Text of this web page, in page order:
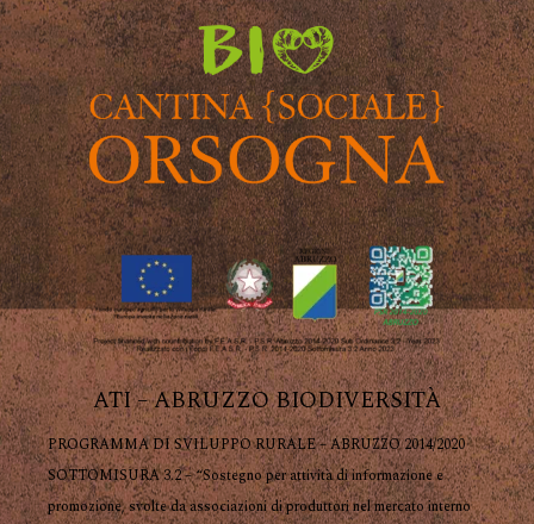
ATI – ABRUZZO BIODIVERSITÀ
PROGRAMMA DI SVILUPPO RURALE – ABRUZZO 2014/2020
SOTTOMISURA 3.2 – “Sostegno per attività di informazione e
promozione, svolte da associazioni di produttori nel mercato interno